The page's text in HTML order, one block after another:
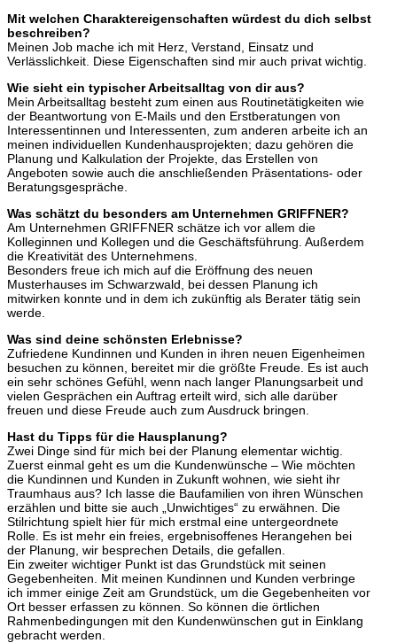
Mit welchen Charaktereigenschaften würdest du dich selbst
beschreiben?
Meinen Job mache ich mit Herz, Verstand, Einsatz und
Verlässlichkeit. Diese Eigenschaften sind mir auch privat wichtig.
Wie sieht ein typischer Arbeitsalltag von dir aus?
Mein Arbeitsalltag besteht zum einen aus Routinetätigkeiten wie
der Beantwortung von E-Mails und den Erstberatungen von
Interessentinnen und Interessenten, zum anderen arbeite ich an
meinen individuellen Kundenhausprojekten; dazu gehören die
Planung und Kalkulation der Projekte, das Erstellen von
Angeboten sowie auch die anschließenden Präsentations- oder
Beratungsgespräche.
Was schätzt du besonders am Unternehmen GRIFFNER?
Am Unternehmen GRIFFNER schätze ich vor allem die
Kolleginnen und Kollegen und die Geschäftsführung. Außerdem
die Kreativität des Unternehmens.
Besonders freue ich mich auf die Eröffnung des neuen
Musterhauses im Schwarzwald, bei dessen Planung ich
mitwirken konnte und in dem ich zukünftig als Berater tätig sein
werde.
Was sind deine schönsten Erlebnisse?
Zufriedene Kundinnen und Kunden in ihren neuen Eigenheimen
besuchen zu können, bereitet mir die größte Freude. Es ist auch
ein sehr schönes Gefühl, wenn nach langer Planungsarbeit und
vielen Gesprächen ein Auftrag erteilt wird, sich alle darüber
freuen und diese Freude auch zum Ausdruck bringen.
Hast du Tipps für die Hausplanung?
Zwei Dinge sind für mich bei der Planung elementar wichtig.
Zuerst einmal geht es um die Kundenwünsche – Wie möchten
die Kundinnen und Kunden in Zukunft wohnen, wie sieht ihr
Traumhaus aus? Ich lasse die Baufamilien von ihren Wünschen
erzählen und bitte sie auch „Unwichtiges“ zu erwähnen. Die
Stilrichtung spielt hier für mich erstmal eine untergeordnete
Rolle. Es ist mehr ein freies, ergebnisoffenes Herangehen bei
der Planung, wir besprechen Details, die gefallen.
Ein zweiter wichtiger Punkt ist das Grundstück mit seinen
Gegebenheiten. Mit meinen Kundinnen und Kunden verbringe
ich immer einige Zeit am Grundstück, um die Gegebenheiten vor
Ort besser erfassen zu können. So können die örtlichen
Rahmenbedingungen mit den Kundenwünschen gut in Einklang
gebracht werden.